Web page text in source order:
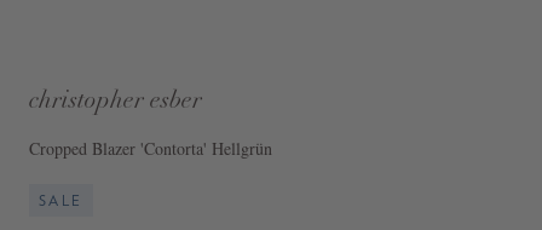
christopher esber
Cropped Blazer 'Contorta' Hellgrün
SALE